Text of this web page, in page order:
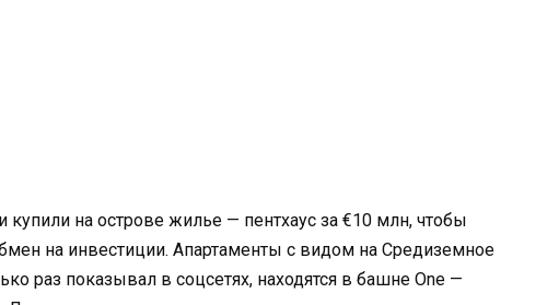
купили на острове жилье — пентхаус за €10 млн, чтобы
на инвестиции. Апартаменты с видом на Средиземное
раз показывал в соцсетях, находятся в башне One —